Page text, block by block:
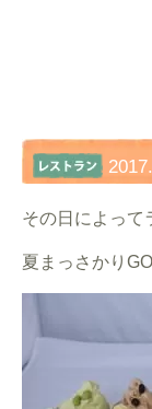
その日によって
夏まっさかり